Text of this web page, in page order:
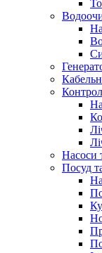
Насоси
Посуд